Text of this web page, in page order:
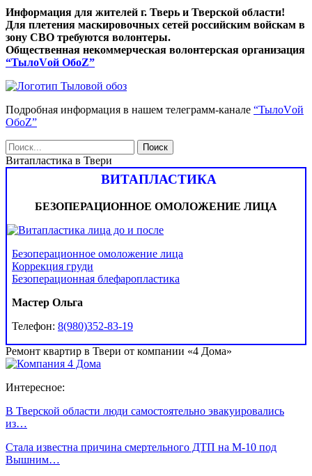
Информация для жителей г. Тверь и Тверской области!
Для плетения маскировочных сетей российским войскам в
зону СВО требуются волонтеры.
Общественная некоммерческая волонтерская организация
“ТылоVой ОбоZ”
Подробная информация в нашем телеграмм-канале “ТылоVой
ОбоZ”
Витапластика в Твери
ВИТАПЛАСТИКА
БЕЗОПЕРАЦИОННОЕ ОМОЛОЖЕНИЕ ЛИЦА
Безоперационное омоложение лица
Коррекция груди
Безоперационная блефаропластика
Мастер Ольга
Телефон: 8(980)352-83-19
Ремонт квартир в Твери от компании «4 Дома»
Интересное:
В Тверской области люди самостоятельно эвакуировались
из…
Стала известна причина смертельного ДТП на М-10 под
Вышним…